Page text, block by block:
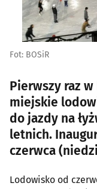
Fot: BOSiR
Pierwszy raz
miejskie
do jazdy na
letnich.
czerwca
Lodowisko od